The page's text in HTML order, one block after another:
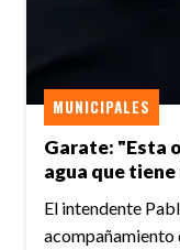
Garate: "Esta
agua que
MUNICIPALES
El intendente
acompañamiento